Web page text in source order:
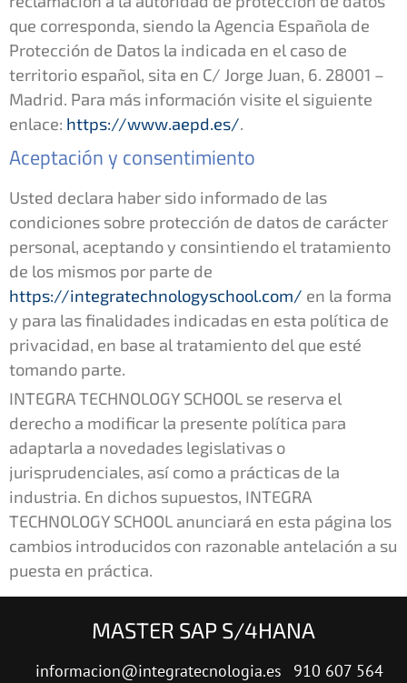
que corresponda, siendo la Agencia Española de
Protección de Datos la indicada en el caso de
territorio español, sita en C/ Jorge Juan, 6. 28001 –
Madrid. Para más información visite el siguiente
enlace: https://www.aepd.es/.
Aceptación y consentimiento
Usted declara haber sido informado de las
condiciones sobre protección de datos de carácter
personal, aceptando y consintiendo el tratamiento
de los mismos por parte de
https://integratechnologyschool.com/ en la forma
y para las finalidades indicadas en esta política de
privacidad, en base al tratamiento del que esté
tomando parte.
INTEGRA TECHNOLOGY SCHOOL se reserva el
derecho a modificar la presente política para
adaptarla a novedades legislativas o
jurisprudenciales, así como a prácticas de la
industria. En dichos supuestos, INTEGRA
TECHNOLOGY SCHOOL anunciará en esta página los
cambios introducidos con razonable antelación a su
puesta en práctica.
MASTER SAP S/4HANA
informacion@integratecnologia.es 910 607 564